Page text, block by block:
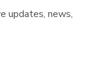
updates, news,